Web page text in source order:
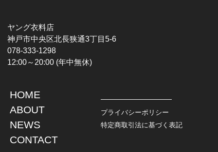
HARDCORE / PUNK
PROGLESSIVE ROCK
POPS
SOUL / R&B
CHAMPION
TOPS
L / S SHIRT
S / S SHIRT
HAWAIIAN SHIRT
JACKET
DENIM
LEATHER
ヤング衣料店
神戸市中央区北長狭通3丁目5-6
078-333-1298
12:00～20:00 (年中無休)
HOME
ABOUT
NEWS
CONTACT
プライバシーポリシー
特定商取引法に基づく表記